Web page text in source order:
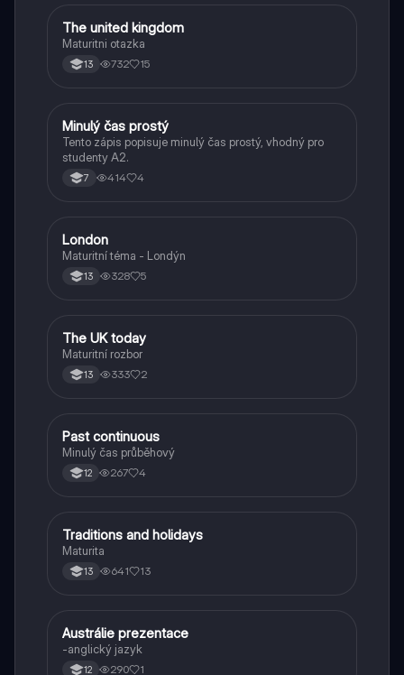
Angličtina
The united kingdom
Maturitni otazka
13 732 15
Angličtina
Minulý čas prostý
Tento zápis popisuje minulý čas prostý, vhodný pro
studenty A2.
7 414 4
Angličtina
London
Maturitní téma - Londýn
13 328 5
Angličtina
The UK today
Maturitní rozbor
13 333 2
Angličtina
Past continuous
Minulý čas průběhový
12 267 4
Angličtina
Traditions and holidays
Maturita
13 641 13
Angličtina
Austrálie prezentace
-anglický jazyk
12 290 1